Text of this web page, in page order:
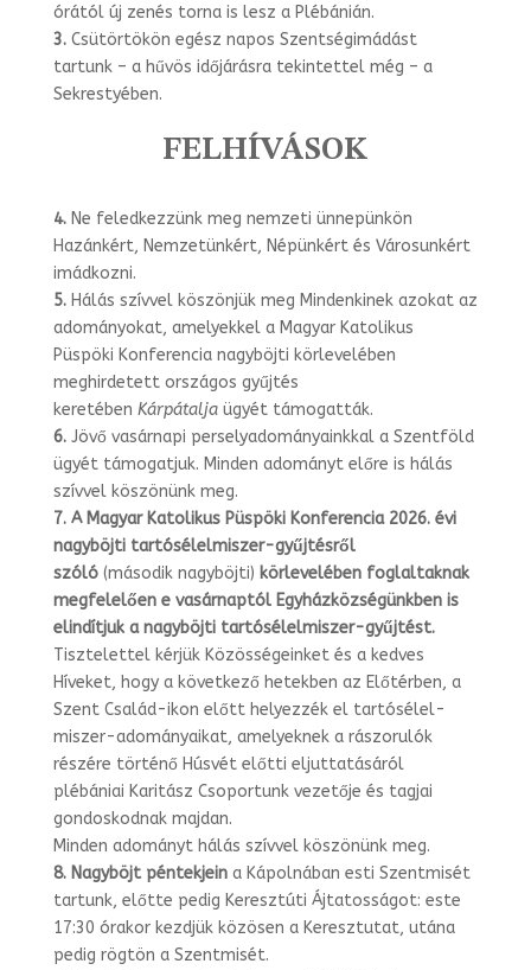
órától új zenés torna is lesz a Plébánián.
3.Csütörtökön egész napos Szentségimádást
tartunk – a hűvös időjárásra tekintet­tel még – a
Sekrestyében.
FELHÍVÁSOK
4.Ne feledkezzünk meg nemzeti ünnepünkön
Hazánkért, Nemzetünkért, Népün­kért és Városunkért
imádkozni.
5.Hálás szívvel köszönjük meg Mindenkinek azokat az
adományokat, amelyekkel a Magyar Katolikus
Püspöki Konferencia nagyböjti körlevelében
meghirdetett or­szágos gyűjtés
keretében Kárpátalja ügyét támogatták.
6.Jövő vasárnapi perselyadományainkkal a Szentföld
ügyét támogatjuk. Minden adományt előre is hálás
szívvel köszönünk meg.
7. A Magyar Katolikus Püspöki Konferencia 2026. évi
nagyböjti tartósélelmi­szer-gyűjtésről
szóló (második nagyböjti) körlevelében foglaltaknak
megfelelően e vasárnaptól Egyházközségünkben is
elindítjuk a nagyböjti tartósélelmiszer-gyűjtést.
Tisztelettel kérjük Közösségeinket és a kedves
Híveket, hogy a következő hetekben az Előtérben, a
Szent Család-ikon előtt helyezzék el tartósélel­
miszer-adományaikat, amelyeknek a rászorulók
részére történő Húsvét előtti eljut­tatásáról
plébániai Karitász Csoportunk vezetője és tagjai
gondoskodnak majdan.
Minden adományt hálás szívvel köszönünk meg.
8. Nagyböjt péntekjeina Kápolnában esti Szentmisét
tartunk, előtte pedig Ke­resztúti Ájtatosságot: este
17:30 órakor kezdjük közösen a Keresztutat, utána
pedig rögtön a Szentmisét.